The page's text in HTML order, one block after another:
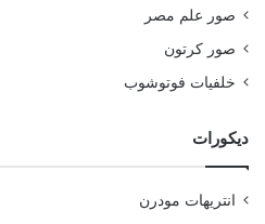
صور علم مصر
صور كرتون
خلفيات فوتوشوب
ديكورات
انتريهات مودرن